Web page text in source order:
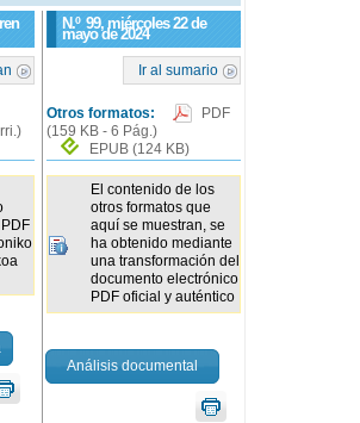
N.º 99, miércoles 22 de
mayo de 2024
Ir al sumario
Otros formatos:
PDF
(159 KB - 6 Pág.)
EPUB(124 KB)
El contenido de los
otros formatos que
aquí se muestran, se
ha obtenido mediante
una transformación del
documento electrónico
PDF oficial y auténtico
Análisis documental